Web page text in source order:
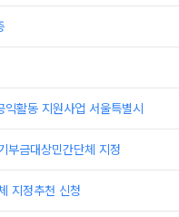
활동 지원사업 서울특별시
부금대상민간단체 지정
지정추천 신청